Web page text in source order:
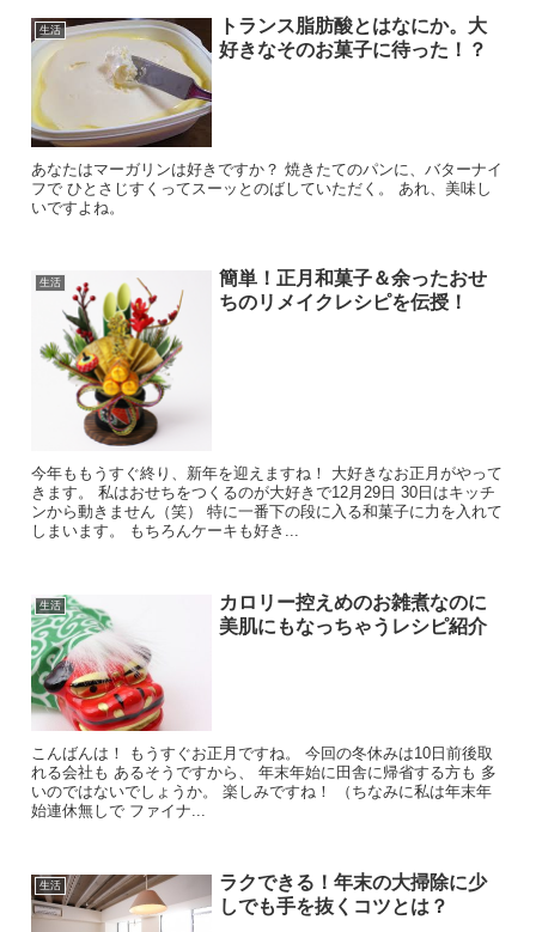
生活
トランス脂肪酸とはなにか。大
好きなそのお菓子に待った！？
あなたはマーガリンは好きですか？ 焼きたてのパンに、バターナイ
フで ひとさじすくってスーッとのばしていただく。 あれ、美味し
いですよね。
生活
簡単！正月和菓子＆余ったおせ
ちのリメイクレシピを伝授！
今年ももうすぐ終り、新年を迎えますね！ 大好きなお正月がやって
きます。 私はおせちをつくるのが大好きで12月29日 30日はキッチ
ンから動きません（笑） 特に一番下の段に入る和菓子に力を入れて
しまいます。 もちろんケーキも好き...
生活
カロリー控えめのお雑煮なのに
美肌にもなっちゃうレシピ紹介
こんばんは！ もうすぐお正月ですね。 今回の冬休みは10日前後取
れる会社も あるそうですから、 年末年始に田舎に帰省する方も 多
いのではないでしょうか。 楽しみですね！ （ちなみに私は年末年
始連休無しで ファイナ...
生活
ラクできる！年末の大掃除に少
しでも手を抜くコツとは？